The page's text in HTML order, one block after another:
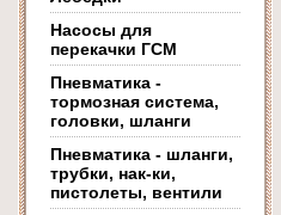
Насосы для
перекачки ГСМ
Пневматика -
тормозная система,
головки, шланги
Пневматика - шланги,
трубки, нак-ки,
пистолеты, вентили